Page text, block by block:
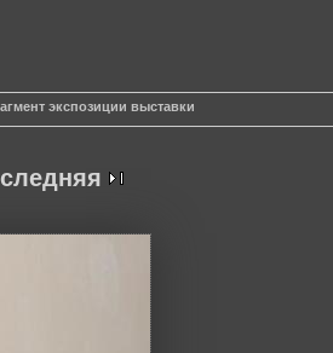
экспозиции выставки